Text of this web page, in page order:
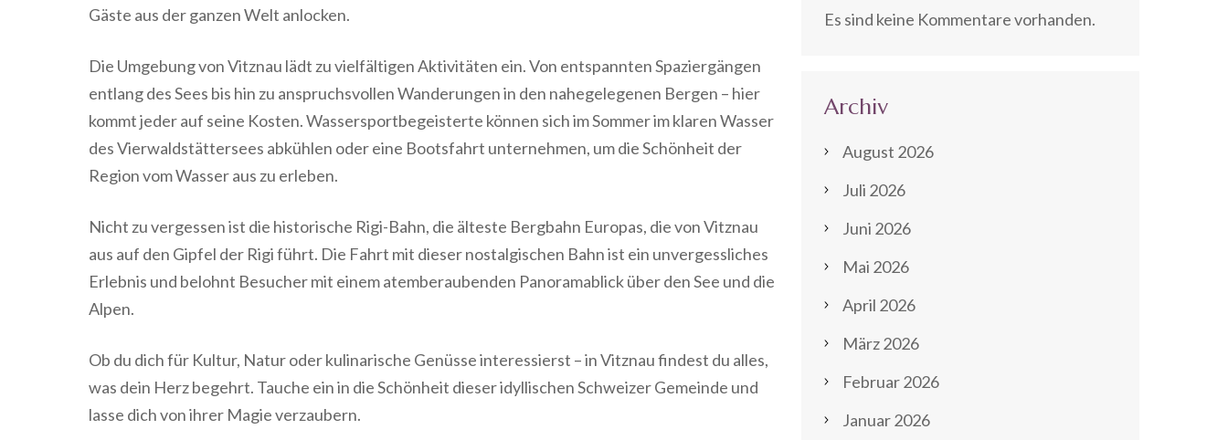
Gäste aus der ganzen Welt anlocken.
Die Umgebung von Vitznau lädt zu vielfältigen Aktivitäten ein. Von entspannten Spaziergängen
entlang des Sees bis hin zu anspruchsvollen Wanderungen in den nahegelegenen Bergen – hier
kommt jeder auf seine Kosten. Wassersportbegeisterte können sich im Sommer im klaren Wasser
des Vierwaldstättersees abkühlen oder eine Bootsfahrt unternehmen, um die Schönheit der
Region vom Wasser aus zu erleben.
Nicht zu vergessen ist die historische Rigi-Bahn, die älteste Bergbahn Europas, die von Vitznau
aus auf den Gipfel der Rigi führt. Die Fahrt mit dieser nostalgischen Bahn ist ein unvergessliches
Erlebnis und belohnt Besucher mit einem atemberaubenden Panoramablick über den See und die
Alpen.
Ob du dich für Kultur, Natur oder kulinarische Genüsse interessierst – in Vitznau findest du alles,
was dein Herz begehrt. Tauche ein in die Schönheit dieser idyllischen Schweizer Gemeinde und
lasse dich von ihrer Magie verzaubern.
Es sind keine Kommentare vorhanden.
Archiv
August 2026
Juli 2026
Juni 2026
Mai 2026
April 2026
März 2026
Februar 2026
Januar 2026